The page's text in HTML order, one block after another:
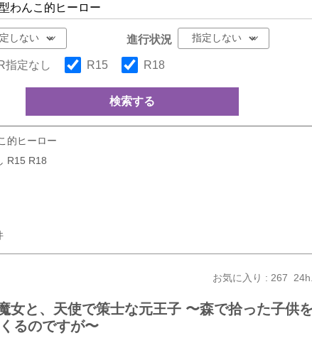
進行状況
指定なし R15 R18
検索する
的ヒーロー
R15 R18
お気に入り : 267
女と、天使で策士な元王子 〜森で拾った子供
るのですが〜